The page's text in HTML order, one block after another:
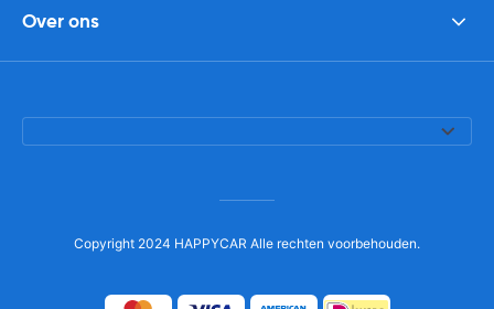
Over ons
Copyright 2024 HAPPYCAR Alle rechten voorbehouden.